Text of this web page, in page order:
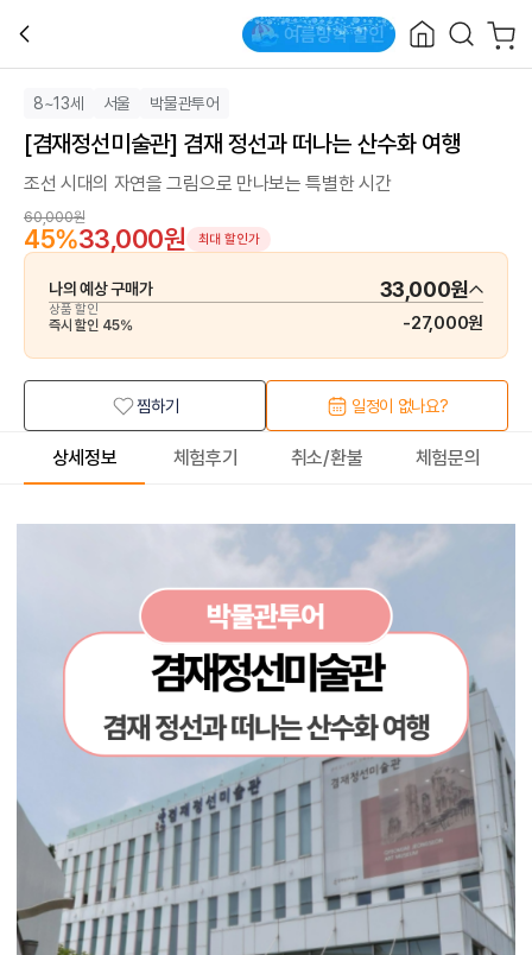
8~13세 서울 박물관투어
[겸재정선미술관] 겸재 정선과 떠나는 산수화 여행
조선 시대의 자연을 그림으로 만나보는 특별한 시간
60,000원
45%33,000원 최대 할인가
나의 예상 구매가 33,000원
상품 할인
즉시 할인 45% -27,000원
찜하기 일정이 없나요?
상세정보 체험후기 취소/환불 체험문의